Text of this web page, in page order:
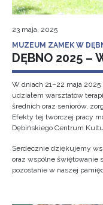
23 maja, 2025
MUZEUM ZAMEK W
DĘBNO 2025 –
W dniach 21–22 maja
udziałem warsztatów
średnich oraz seniorów,
Efekty tej twórczej pracy
Dębińskiego Centrum
Serdecznie dziękujemy
oraz wspólne świętowanie
pozostanie w naszej